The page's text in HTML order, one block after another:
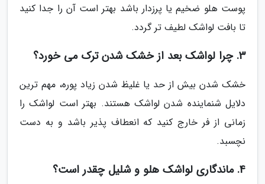
پوست هلو ضخیم یا پرزدار باشد بهتر است آن را جدا کنید
تا بافت لواشک لطیف تر گردد.
3. چرا لواشک بعد از خشک شدن ترک می خورد؟
خشک شدن بیش از حد یا غلیظ شدن زیاد پوره، مهم ترین
دلایل شنماینده شدن لواشک هستند. بهتر است لواشک را
زمانی از فر خارج کنید که انعطاف پذیر باشد و به دست
نچسبد.
4. ماندگاری لواشک هلو و شلیل چقدر است؟